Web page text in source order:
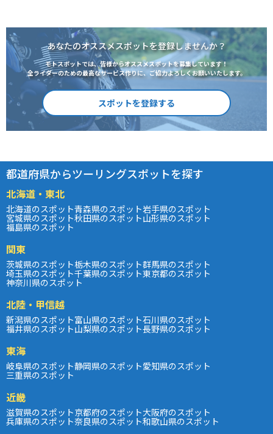
あなたのオススメスポットを登録しませんか？
モトスポットでは、皆様からオススメスポットを募集しています！
全ライダーのための最高なサービス作りに、ご協力よろしくお願いいたします。
スポットを登録する
都道府県からツーリングスポットを探す
北海道・東北
北海道のスポット青森県のスポット岩手県のスポット
宮城県のスポット秋田県のスポット山形県のスポット
福島県のスポット
関東
茨城県のスポット栃木県のスポット群馬県のスポット
埼玉県のスポット千葉県のスポット東京都のスポット
神奈川県のスポット
北陸・甲信越
新潟県のスポット富山県のスポット石川県のスポット
福井県のスポット山梨県のスポット長野県のスポット
東海
岐阜県のスポット静岡県のスポット愛知県のスポット
三重県のスポット
近畿
滋賀県のスポット京都府のスポット大阪府のスポット
兵庫県のスポット奈良県のスポット和歌山県のスポット